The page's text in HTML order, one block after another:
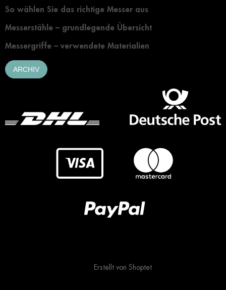
So wählen Sie das richtige Messer aus
Messerstähle – grundlegende Übersicht
Messergriffe – verwendete Materialien
ARCHIV
Erstellt von Shoptet